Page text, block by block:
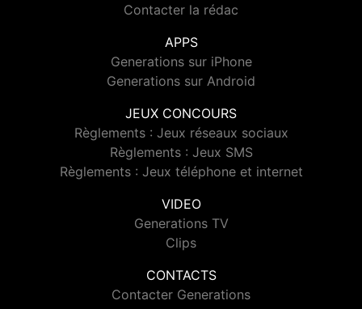
Contacter la rédac
APPS
Generations sur iPhone
Generations sur Android
JEUX CONCOURS
Règlements : Jeux réseaux sociaux
Règlements : Jeux SMS
Règlements : Jeux téléphone et internet
VIDEO
Generations TV
Clips
CONTACTS
Contacter Generations